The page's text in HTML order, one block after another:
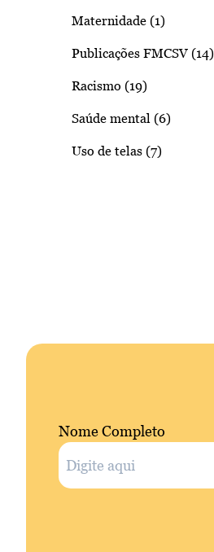
Maternidade (1)
Publicações FMCSV (14)
Racismo (19)
Saúde mental (6)
Uso de telas (7)
Nome Completo